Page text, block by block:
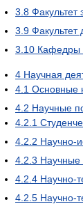
3.8 Факультет
3.9 Факультет
3.10 Кафедры
4 Научная
4.1 Основные
4.2 Научные
4.2.1
4.2.2 Научно-
4.2.3 Научные
4.2.4 Научно-
4.2.5 Научно-